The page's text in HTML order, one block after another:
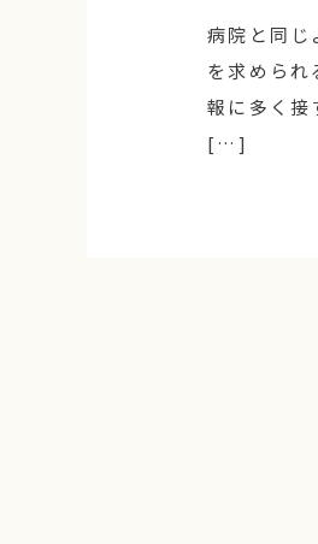
病院と同じ
を求めら
報に多く接
[…]